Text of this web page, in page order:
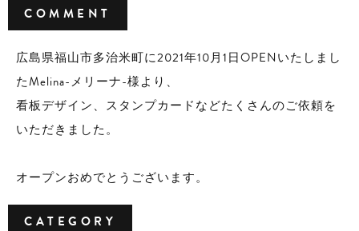
COMMENT
広島県福山市多治米町に2021年10月1日OPENいたしまし
たMelina-メリーナ-様より、
看板デザイン、スタンプカードなどたくさんのご依頼を
いただきました。
オープンおめでとうございます。
CATEGORY